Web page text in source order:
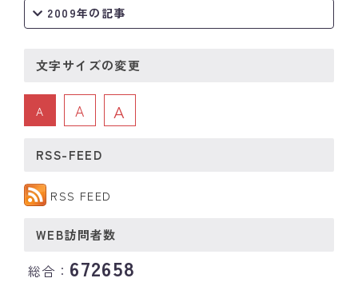
2009年の記事
文字サイズの変更
A A A
RSS-FEED
RSS FEED
WEB訪問者数
総合： 672658